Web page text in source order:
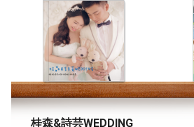
桂森&詩芸WEDDING